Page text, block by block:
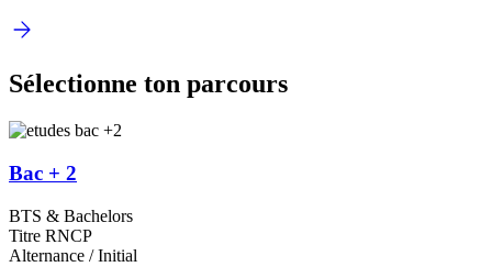
Sélectionne ton parcours
Bac + 2
BTS & Bachelors
Titre RNCP
Alternance / Initial